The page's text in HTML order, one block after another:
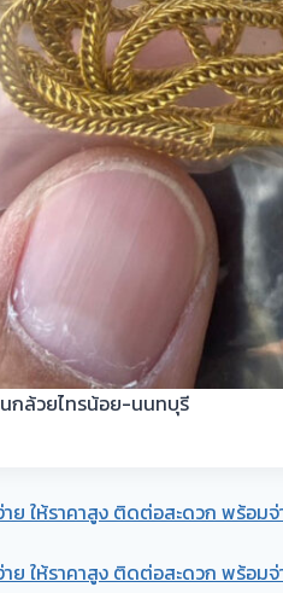
กล้วยไทรน้อย-นนทบุรี
ย ให้ราคาสูง ติดต่อสะดวก พร้อม
ย ให้ราคาสูง ติดต่อสะดวก พร้อม